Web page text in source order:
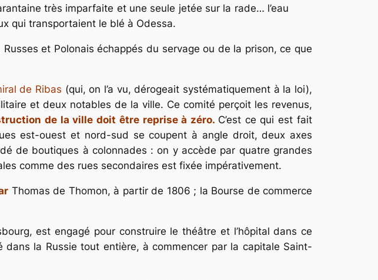
très imparfaite et une seule jetée sur la rade… l’eau
qui transportaient le blé à Odessa.
et Polonais échappés du servage ou de la prison, ce que
de Ribas (qui, on l’a vu, dérogeait systématiquement à la loi),
et deux notables de la ville. Ce comité perçoit les revenus,
de la ville doit être reprise à zéro. C’est ce qui est fait
est-ouest et nord-sud se coupent à angle droit, deux axes
de boutiques à colonnades : on y accède par quatre grandes
comme des rues secondaires est fixée impérativement.
Thomas de Thomon, à partir de 1806 ; la Bourse de commerce
est engagé pour construire le théâtre et l’hôpital dans ce
la Russie tout entière, à commencer par la capitale Saint-